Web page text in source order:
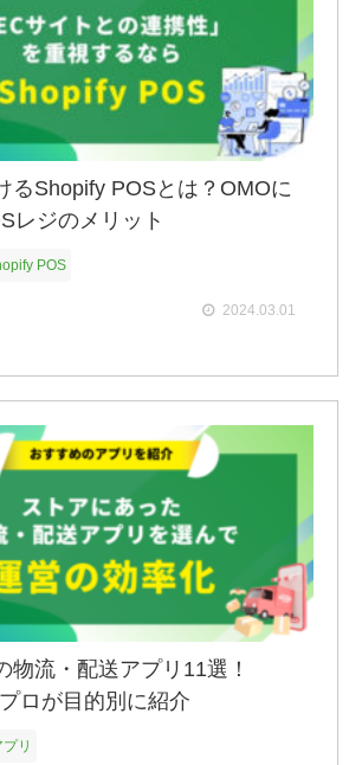
るShopify POSとは？OMOに
レジのメリット
POS
2024.03.01
物流・配送アプリ11選！
ロが目的別に紹介
リ